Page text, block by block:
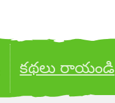
కథలు రాయండి